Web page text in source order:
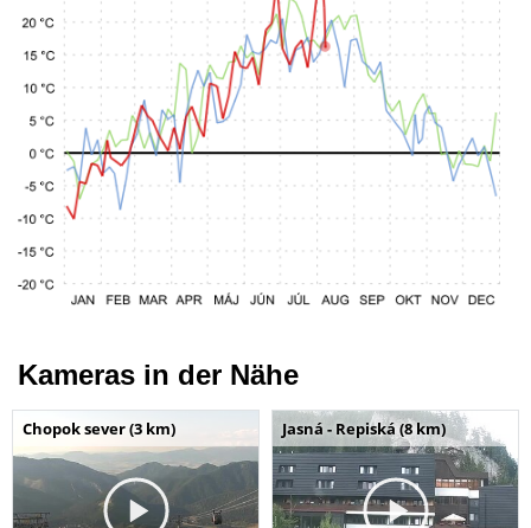
Kameras in der Nähe
Chopok sever (3 km) Jasná - Repiská (8 km)